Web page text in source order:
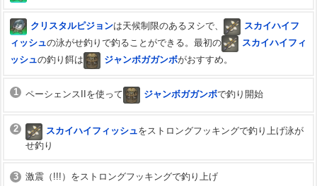
クリスタルピジョンは天候制限のあるヌシで、
スカイハイフ
ィッシュの泳がせ釣りで釣ることができる。最初の
スカイハイフィ
ッシュの釣り餌は ジャンボガガンボがおすすめ。
1 ペーシェンスIIを使って ジャンボガガンボで釣り開始
2 スカイハイフィッシュをストロングフッキングで釣り上げ泳が
せ釣り
3 激震（!!!）をストロングフッキングで釣り上げ